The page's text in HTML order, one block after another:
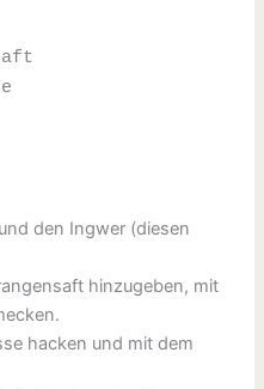
den Ingwer (diesen
hinzugeben, mit
hacken und mit dem